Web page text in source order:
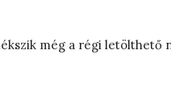
még a régi